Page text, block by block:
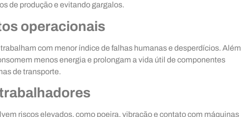
de produção e evitando gargalos.
operacionais
com menor índice de falhas humanas e desperdícios. Além
menos energia e prolongam a vida útil de componentes
de transporte.
riscos elevados, como poeira, vibração e contato com máquinas